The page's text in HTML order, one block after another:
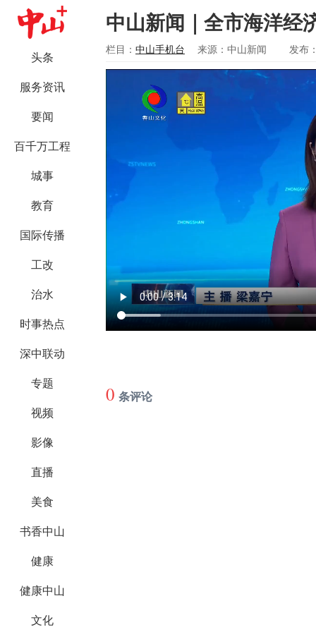
头条
服务资讯
要闻
百千万工程
城事
教育
国际传播
工改
治水
时事热点
深中联动
专题
视频
影像
直播
美食
书香中山
健康
健康中山
文化
中山新闻｜全市海洋经
栏目： 中山手机台 来源：中山新闻 发布
0 条评论